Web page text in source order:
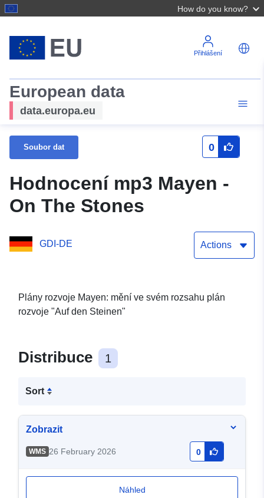
How do you know?
Přihlášení
European data
data.europa.eu
Soubor dat 0
Hodnocení mp3 Mayen -
On The Stones
GDI-DE Actions
Plány rozvoje Mayen: mění ve svém rozsahu plán
rozvoje "Auf den Steinen"
Distribuce 1
Sort
Zobrazit
WMS 26 February 2026 0
Náhled